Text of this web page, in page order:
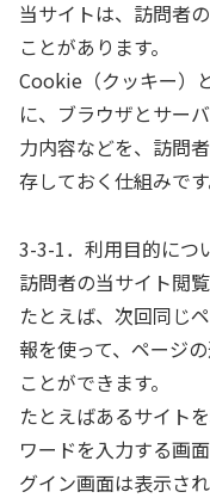
当サイトは、訪問者
ことがあります。
Cookie（クッキー）
に、ブラウザとサー
力内容などを、訪問
存しておく仕組みです
3-3-1．利用目的につ
訪問者の当サイト閲
たとえば、次回同じ
報を使って、ページ
ことができます。
たとえばあるサイト
ワードを入力する画
グイン画面は表示さ